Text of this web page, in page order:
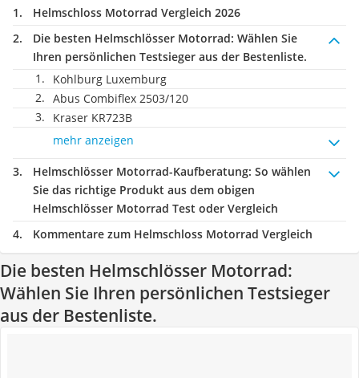
Helmschloss Motorrad Vergleich 2026
Die besten Helmschlösser Motorrad: Wählen Sie
Ihren persönlichen Testsieger aus der Bestenliste.
Kohlburg Luxemburg
Abus Combiflex 2503/120
Kraser KR723B
mehr anzeigen
Helmschlösser Motorrad-Kaufberatung: So wählen
Sie das richtige Produkt aus dem obigen
Helmschlösser Motorrad Test oder Vergleich
Kommentare zum Helmschloss Motorrad Vergleich
Die besten Helmschlösser Motorrad:
Wählen Sie Ihren persönlichen Testsieger
aus der Bestenliste.